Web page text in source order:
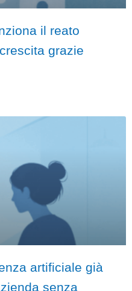
il reato
grazie
artificiale già
senza